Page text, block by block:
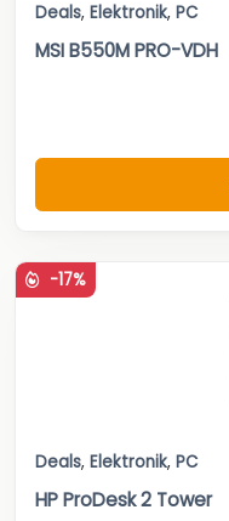
Deals, Elektronik, PC
MSI B550M PRO-VDH
-17%
Deals, Elektronik, PC
HP ProDesk 2 Tower